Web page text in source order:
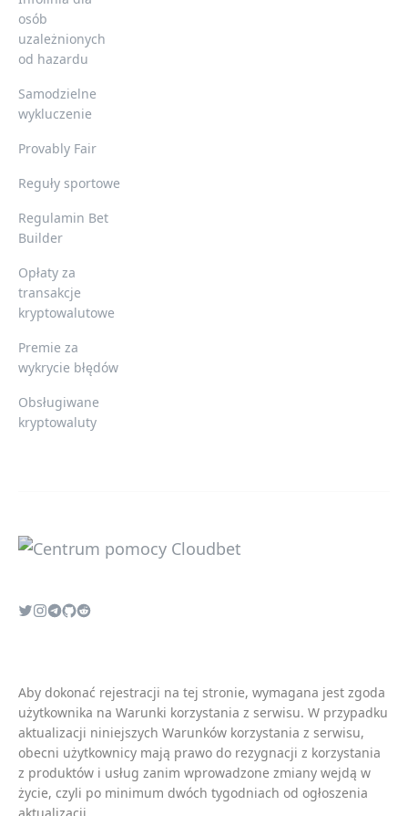
osób
uzależnionych
od hazardu
Samodzielne
wykluczenie
Provably Fair
Reguły sportowe
Regulamin Bet
Builder
Opłaty za
transakcje
kryptowalutowe
Premie za
wykrycie błędów
Obsługiwane
kryptowaluty
Aby dokonać rejestracji na tej stronie, wymagana jest zgoda
użytkownika na Warunki korzystania z serwisu. W przypadku
aktualizacji niniejszych Warunków korzystania z serwisu,
obecni użytkownicy mają prawo do rezygnacji z korzystania
z produktów i usług zanim wprowadzone zmiany wejdą w
życie, czyli po minimum dwóch tygodniach od ogłoszenia
aktualizacji.